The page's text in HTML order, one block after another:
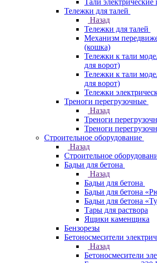
Тали
Тележки для талей
Назад
Тележки для талей
Механизм
(кошка)
Тележки к тали
для ворот)
Тележки к тали
для ворот)
Тележки
Треноги перегрузочные
Назад
Треноги
Треноги
Строительное оборудование
Назад
Строительное
Бадьи для бетона
Назад
Бадьи для бетона
Бадьи для бетона
Бадьи для бетона
Тары для раствора
Ящики каменщика
Бензорезы
Бетоносмесители
Назад
Бетоносмесители